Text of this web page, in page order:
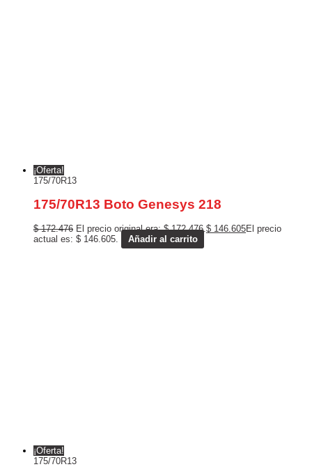
¡Oferta!
175/70R13
175/70R13 Boto Genesys 218
$172.476 El precio original era: $ 172.476.$ 146.605El precio
actual es: $ 146.605.
Añadir al carrito
¡Oferta!
175/70R13